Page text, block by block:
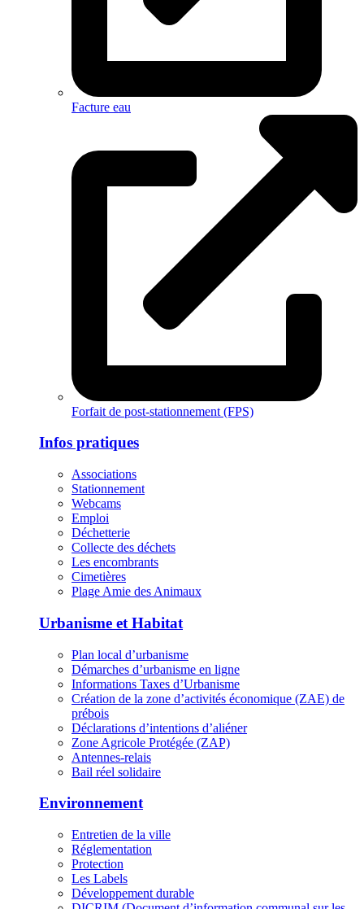
Facture eau
Forfait de post-stationnement (FPS)
Infos pratiques
Associations
Stationnement
Webcams
Emploi
Déchetterie
Collecte des déchets
Les encombrants
Cimetières
Plage Amie des Animaux
Urbanisme et Habitat
Plan local d’urbanisme
Démarches d’urbanisme en ligne
Informations Taxes d’Urbanisme
Création de la zone d’activités économique (ZAE) de
prébois
Déclarations d’intentions d’aliéner
Zone Agricole Protégée (ZAP)
Antennes-relais
Bail réel solidaire
Environnement
Entretien de la ville
Réglementation
Protection
Les Labels
Développement durable